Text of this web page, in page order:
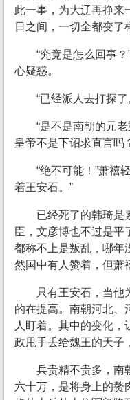
此一事，为大辽再挣来
日之间，一切全都变了
“究竟是怎么回事
心疑惑。
“已经派人去打探了
“是不是南朝的元
皇帝不是下诏求直言吗
“绝不可能！”萧禧
着王安石。”
已经死了的韩琦是
臣，文彦博也不过是平
都称不上是叛乱，哪年
然国中有人赞着，但萧
只有王安石，当他
的在提高。南朝河北、
人盯着。其中的变化，
政甩手丢给魏王的天子
兵贵精不贵多，南
六十万，是将身上的赘